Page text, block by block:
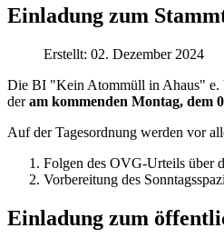
Einladung zum
Erstellt: 02. Dezember 2024
Die BI "Kein Atommüll in Ahaus" e.
deram kommenden Montag, dem
Auf der Tagesordnung werden vor
Folgen des OVG-Urteils über
Vorbereitung des
Einladung zum